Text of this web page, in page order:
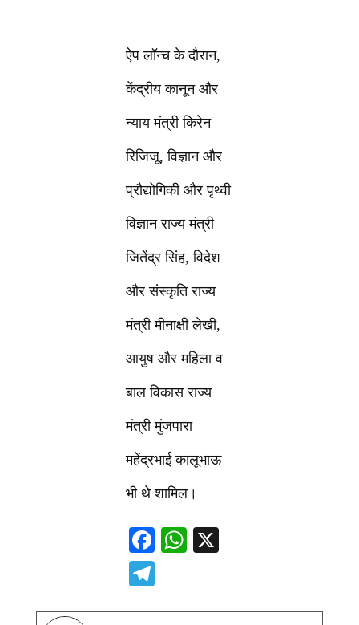
ऐप लॉन्च के दौरान,
केंद्रीय कानून और
न्याय मंत्री किरेन
रिजिजू, विज्ञान और
प्रौद्योगिकी और पृथ्वी
विज्ञान राज्य मंत्री
जितेंद्र सिंह, विदेश
और संस्कृति राज्य
मंत्री मीनाक्षी लेखी,
आयुष और महिला व
बाल विकास राज्य
मंत्री मुंजपारा
महेंद्रभाई कालूभाऊ
भी थे शामिल।
F
b
W
s